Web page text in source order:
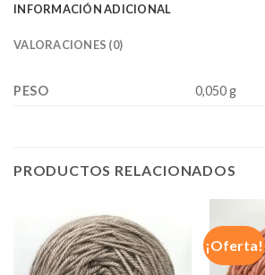
INFORMACIÓN ADICIONAL
VALORACIONES (0)
PESO 0,050 g
PRODUCTOS RELACIONADOS
¡Oferta!